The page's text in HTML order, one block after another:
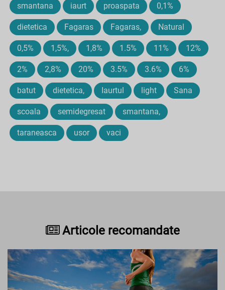
smantana iaurt proaspata 0,1%
dietetica Fagaras Fagaras, Natural
0,5% 1,5%, 1,8% 1.5% 11% 12%
2% 2,8% 20% 3.5% 3.6% 6%
batut dietetica, Iaurtul light Sana
scoala semidegresat smantana,
taraneasca usor vaci
Articole recomandate